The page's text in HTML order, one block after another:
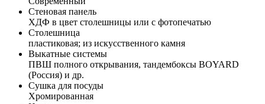
Стеновая панель
ХДФ в цвет столешницы или с фотопечатью
Столешница
пластиковая; из искусственного камня
Выкатные системы
ПВШ полного открывания, тандембоксы BOYARD
(Россия) и др.
Сушка для посуды
Хромированная